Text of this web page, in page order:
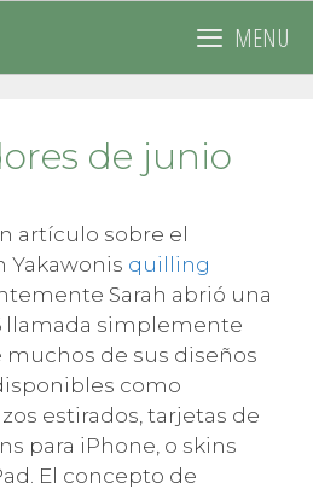
MENU
de junio
artículo sobre el
Yakawonis quilling
Sarah abrió una
llamada simplemente
muchos de sus diseños
como
estirados, tarjetas de
para iPhone, o skins
El concepto de